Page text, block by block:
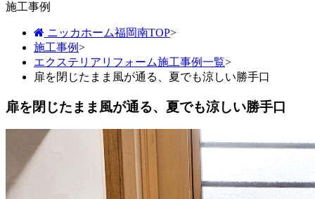
施工事例
ニッカホーム福岡南TOP>
施工事例>
エクステリアリフォーム施工事例一覧>
扉を閉じたまま風が通る、夏でも涼しい勝手口
扉を閉じたまま風が通る、夏でも涼しい勝手口